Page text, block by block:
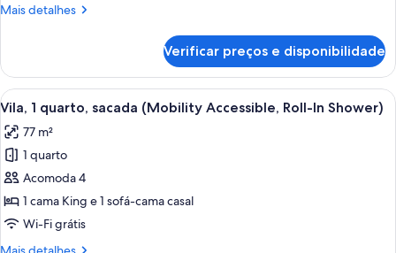
sacada
Mais detalhes
Mais
1
quarto,
sacada
(Hearing
Accessible)
Verificar preços e disponibilidade
Carrega
todas
as
fotos
de
Vila,
1
Quarto de hotel com área de
5
Vila, 1 quarto, sacada (Mobility Accessible, Roll-In Shower)
77 m²
1 quarto
Acomoda 4
1 cama King e 1 sofá-cama casal
Wi-Fi grátis
Mais